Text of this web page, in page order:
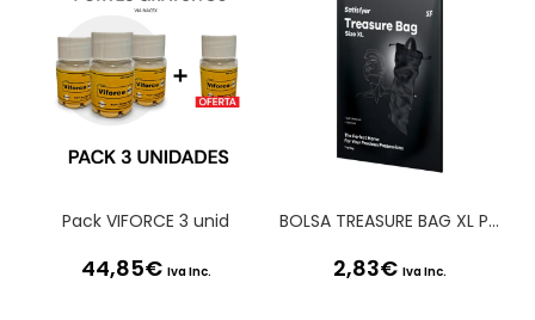
Pack VIFORCE 3 unid
44,85€ Iva Inc.
BOLSA TREASURE BAG XL PRETA SATISFYER
2,83€ Iva Inc.